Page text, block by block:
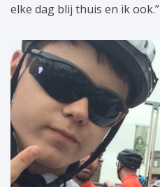
elke dag blij thuis en ik ook.”